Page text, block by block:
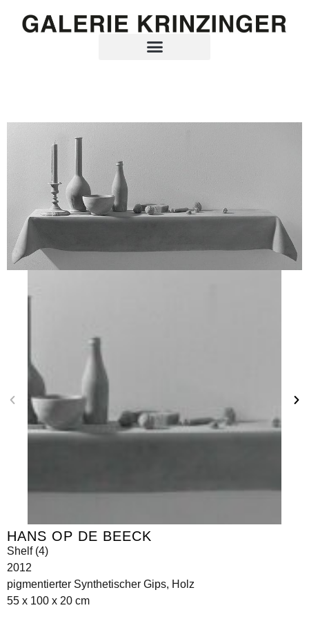
HANS OP DE BEECK
Shelf (4)
2012
pigmentierter Synthetischer Gips, Holz
55 x 100 x 20 cm